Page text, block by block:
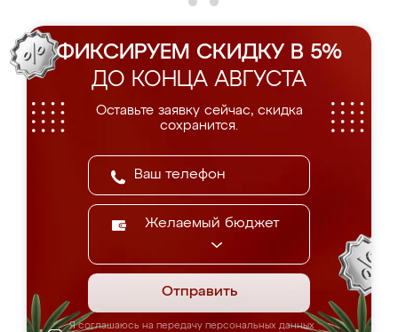
ФИКСИРУЕМ СКИДКУ В 5%
ДО КОНЦА АВГУСТА
Оставьте заявку сейчас, скидка
сохранится.
Желаемый бюджет
Отправить
Я соглашаюсь на передачу персональных данных